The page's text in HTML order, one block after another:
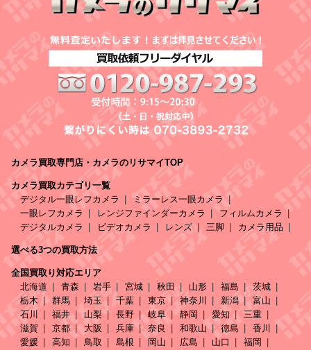
カメラ買取専門店・カメラのリサマイTOP
カメラ買取カテゴリ一覧
デジタル一眼レフカメラ
ミラーレス一眼カメラ
一眼レフカメラ
レンジファインダーカメラ
フィルムカメラ
デジタルカメラ
ビデオカメラ レンズ 三脚 カメラ用品
選べる3つの買取方法
全国買取り対応エリア
北海道
青森 岩手 宮城 秋田 山形 福島
茨城
栃木
群馬 埼玉 千葉 東京 神奈川 新潟
富山
石川
福井 山梨 長野 岐阜 静岡 愛知
三重
滋賀
京都 大阪 兵庫 奈良 和歌山 徳島
香川
愛媛
高知 鳥取 島根 岡山 広島 山口
福岡